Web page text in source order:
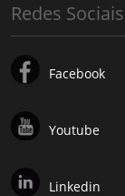
Redes Sociais
Facebook
Youtube
Linkedin